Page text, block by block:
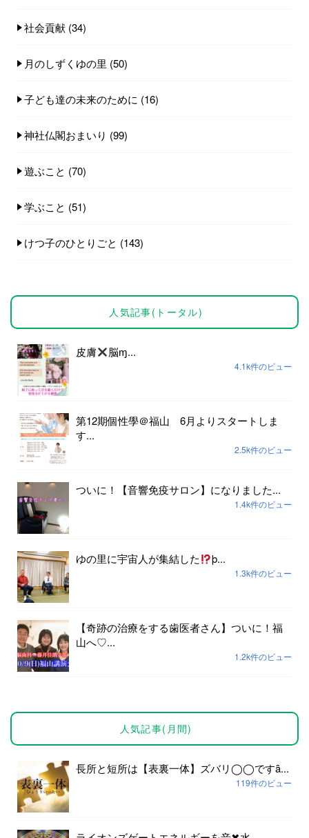
社会貢献 (34)
月のしずくゆの里 (50)
子ども達の未来のために (16)
神社仏閣おまいり (99)
遊ぶこと (70)
学ぶこと (51)
けつ子のひとりごと (143)
人気記事(トータル)
皮膚 脳ɱ...
4.1k件のビュー
第12期個性學＠福山 6月よりスタートしま
す...
2.5k件のビュー
ついに！【音響免疫サロン】になりました...
1.4k件のビュー
ゆの里に宇宙人が集結した þ...
1.3k件のビュー
【奇跡の治療をする歯医者さん】ついに！福
山へ♡...
1.2k件のビュー
人気記事(月間)
長所と短所は【表裏一体】ズバリ◯◯ですȃ...
119件のビュー